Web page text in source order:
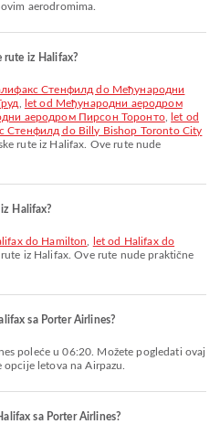
aerodromima.
rute iz Halifax?
let od Међународни аеродром
аеродром Пирсон Торонто,
let od
Стенфилд do Billy Bishop Toronto City
rute iz Halifax. Ove rute nude
Halifax?
do Hamilton
let od Halifax do
iz Halifax. Ove rute nude praktične
sa Porter Airlines?
letova na Airpazu.
sa Porter Airlines?